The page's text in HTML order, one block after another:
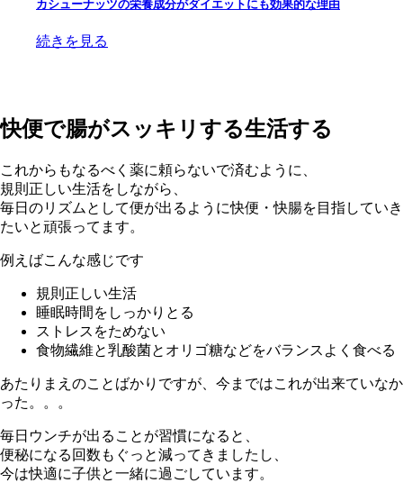
カシューナッツの栄養成分がダイエットにも効果的な理由
続きを見る
快便で腸がスッキリする生活する
これからもなるべく薬に頼らないで済むように、
規則正しい生活をしながら、
毎日のリズムとして便が出るように快便・快腸を目指していき
たいと頑張ってます。
例えばこんな感じです
規則正しい生活
睡眠時間をしっかりとる
ストレスをためない
食物繊維と乳酸菌とオリゴ糖などをバランスよく食べる
あたりまえのことばかりですが、今まではこれが出来ていなか
った。。。
毎日ウンチが出ることが習慣になると、
便秘になる回数もぐっと減ってきましたし、
今は快適に子供と一緒に過ごしています。